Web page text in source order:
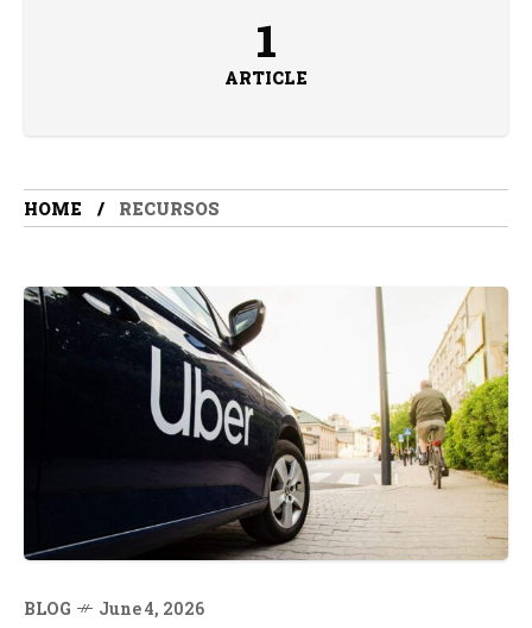
1
ARTICLE
HOME RECURSOS
BLOG June 4, 2026